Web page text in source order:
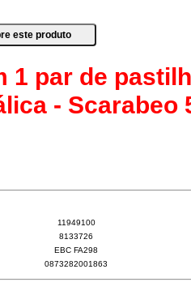
1 par de
- Scarabeo
11949100
8133726
EBC FA298
0873282001863